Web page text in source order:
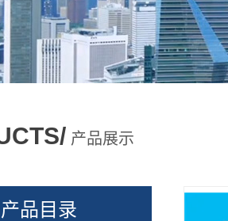
产品展示
产品目录